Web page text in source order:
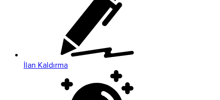
İlan Kaldırma